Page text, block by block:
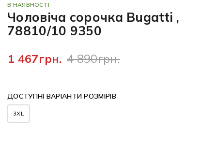
В НАЯВНОСТІ
Чоловіча сорочка Bugatti ,
78810/10 9350
1 467грн. 4 890грн.
ДОСТУПНІ ВАРІАНТИ РОЗМІРІВ
3XL